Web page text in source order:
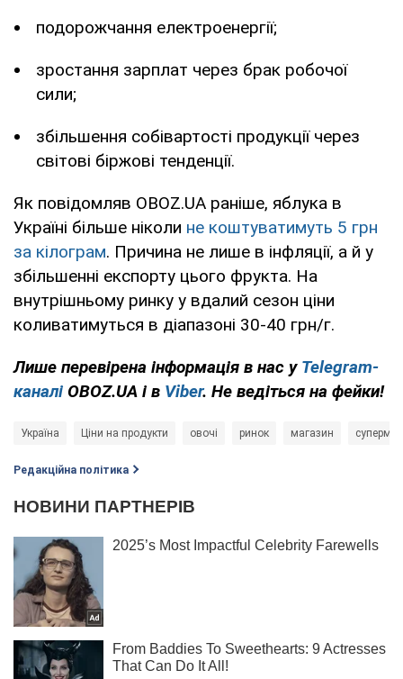
подорожчання електроенергії;
зростання зарплат через брак робочої
сили;
збільшення собівартості продукції через
світові біржові тенденції.
Як повідомляв OBOZ.UA раніше, яблука в
Україні більше ніколи не коштуватимуть 5 грн
за кілограм. Причина не лише в інфляції, а й у
збільшенні експорту цього фрукта. На
внутрішньому ринку у вдалий сезон ціни
коливатимуться в діапазоні 30-40 грн/г.
Лише перевірена інформація в нас у Telegram-
каналі OBOZ.UA і в Viber. Не ведіться на фейки!
Україна Ціни на продукти овочі ринок магазин
Редакційна політика